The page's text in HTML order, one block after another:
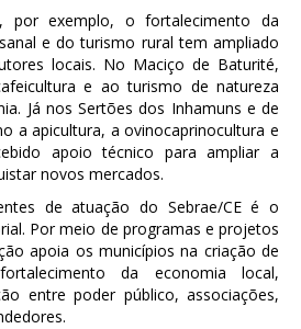
por exemplo, o fortalecimento da
e do turismo rural tem ampliado
locais. No Maciço de Baturité,
e ao turismo de natureza
Já nos Sertões dos Inhamuns e de
a apicultura, a ovinocaprinocultura e
apoio técnico para ampliar a
novos mercados.
de atuação do Sebrae/CE é o
Por meio de programas e projetos
apoia os municípios na criação de
da economia local,
entre poder público, associações,